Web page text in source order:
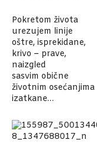
Pokretom života
urezujem linije
oštre, isprekidane,
krivo – prave,
naizgled
sasvim obične
životnim osećanjima
izatkane…